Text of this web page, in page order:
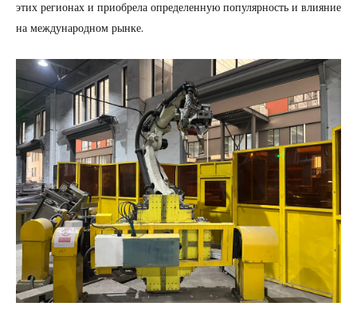
этих регионах и приобрела определенную популярность и влияние
на международном рынке.